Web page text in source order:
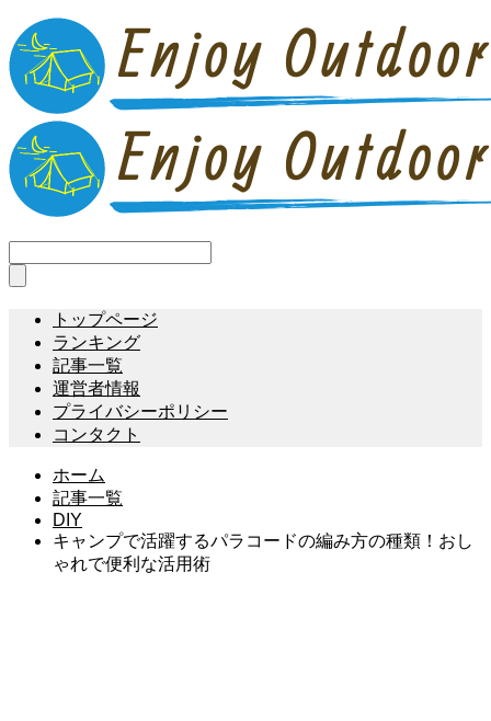
トップページ
ランキング
記事一覧
運営者情報
プライバシーポリシー
コンタクト
ホーム
記事一覧
DIY
キャンプで活躍するパラコードの編み方の種類！おし
ゃれで便利な活用術